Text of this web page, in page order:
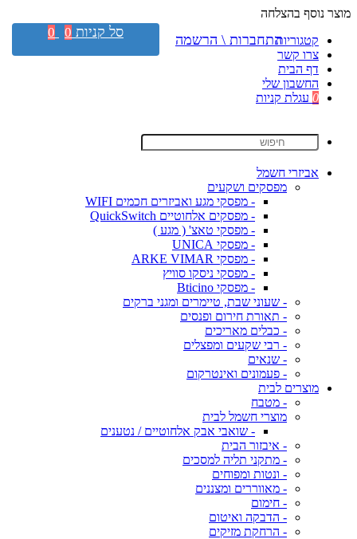
מוצר נוסף בהצלחה
קטגוריות
צרו קשר
דף הבית
החשבון שלי
0 עגלת קניות
אביזרי חשמל
מפסקים ושקעים
- מפסקי מגע ואביזרים חכמים WIFI
- מפסקים אלחוטיים QuickSwitch
- מפסקי טאצ' ( מגע )
- מפסקי UNICA
- מפסקי ARKE VIMAR
- מפסקי ניסקו סוויץ
- מפסקי Bticino
- שעוני שבת, טיימרים ומגני ברקים
- תאורת חירום ופנסים
- כבלים מאריכים
- רבי שקעים ומפצלים
- שנאים
- פעמונים ואינטרקום
מוצרים לבית
- מטבח
מוצרי חשמל לבית
- שואבי אבק אלחוטיים / נטענים
- איבזור הבית
- מתקני תליה למסכים
- ונטות ומפוחים
- מאווררים ומצננים
- חימום
- הדבקה ואיטום
- הרחקת מזיקים
התחברות \ הרשמה סל קניות 0
0